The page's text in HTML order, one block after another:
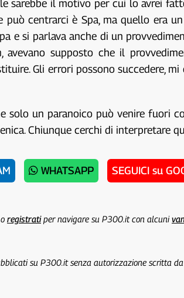
sarebbe il motivo per cui lo avrei
centrarci è Spa, ma quello era
e si parlava anche di un
supposto che il
Gli errori possono succedere, mi
un paranoico può venire fuori
Chiunque cerchi di interpretare
WHATSAPP SEGUICI su
registratiper navigare su P300.it con alcuni
su P300.it senza autorizzazione scritta